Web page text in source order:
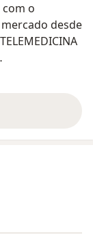
com o
desde
e
e exames